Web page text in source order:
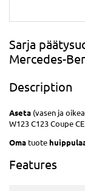
Sarja
Mercedes-
Description
Aseta (vasen ja
W123 C123 Coupe
Oma tuote
Features